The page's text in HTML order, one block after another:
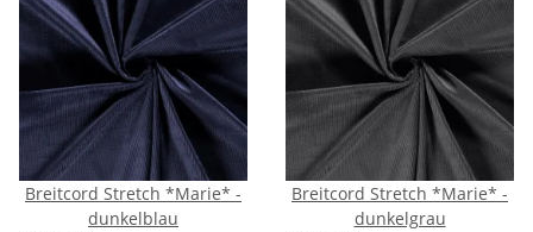
Breitcord Stretch *Marie* -
dunkelblau
Breitcord Stretch *Marie* -
dunkelgrau